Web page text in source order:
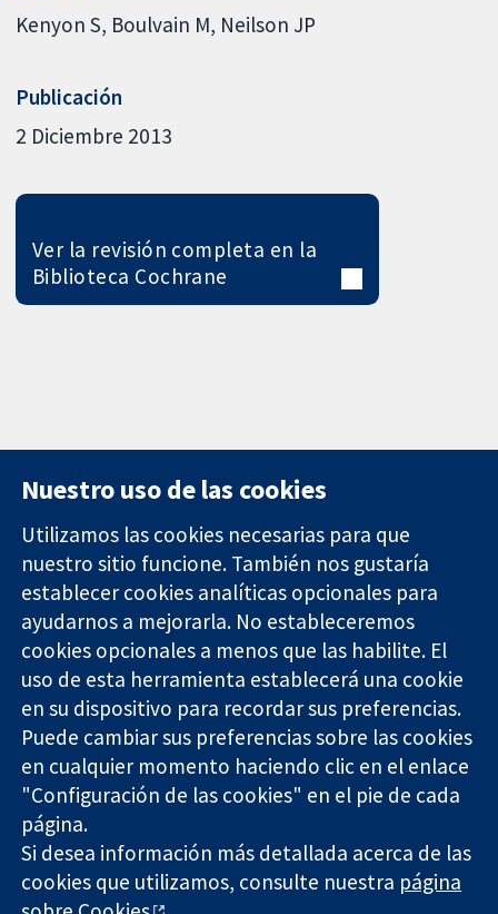
Kenyon S Boulvain M Neilson JP
Publicación
2 Diciembre 2013
Ver la revisión completa en la
Biblioteca Cochrane
Evidencia fiable.
Decisiones
informadas.
Mejor salud.
11-13 Cavendish
Square
Londres
W1G 0AN
Reino Unido
Contacto
Noticias
Prensa
Sobre
nosotros
Empleo
Cochrane
Library
The Cochrane Collaboration is a charity (no. 1045921) and a
company limited by guarantee (no. 03044323) registered in
England & Wales. VAT registration number GB 718 2127 49.
Nuestro uso de las cookies
Utilizamos las cookies necesarias para que
nuestro sitio funcione. También nos gustaría
establecer cookies analíticas opcionales para
ayudarnos a mejorarla. No estableceremos
cookies opcionales a menos que las habilite. El
uso de esta herramienta establecerá una cookie
en su dispositivo para recordar sus preferencias.
Puede cambiar sus preferencias sobre las cookies
en cualquier momento haciendo clic en el enlace
"Configuración de las cookies" en el pie de cada
página.
Si desea información más detallada acerca de las
cookies que utilizamos, consulte nuestra página